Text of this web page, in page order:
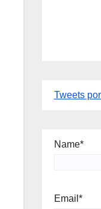
Tweets
Name*
Email*